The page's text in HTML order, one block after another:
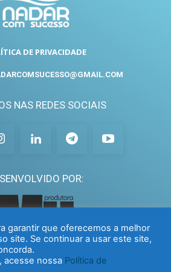
DE PRIVACIDADE
NAS REDES SOCIAIS
POR:
garantir que oferecemos a melhor
site. Se continuar a usar este site,
acesse nossa Política de